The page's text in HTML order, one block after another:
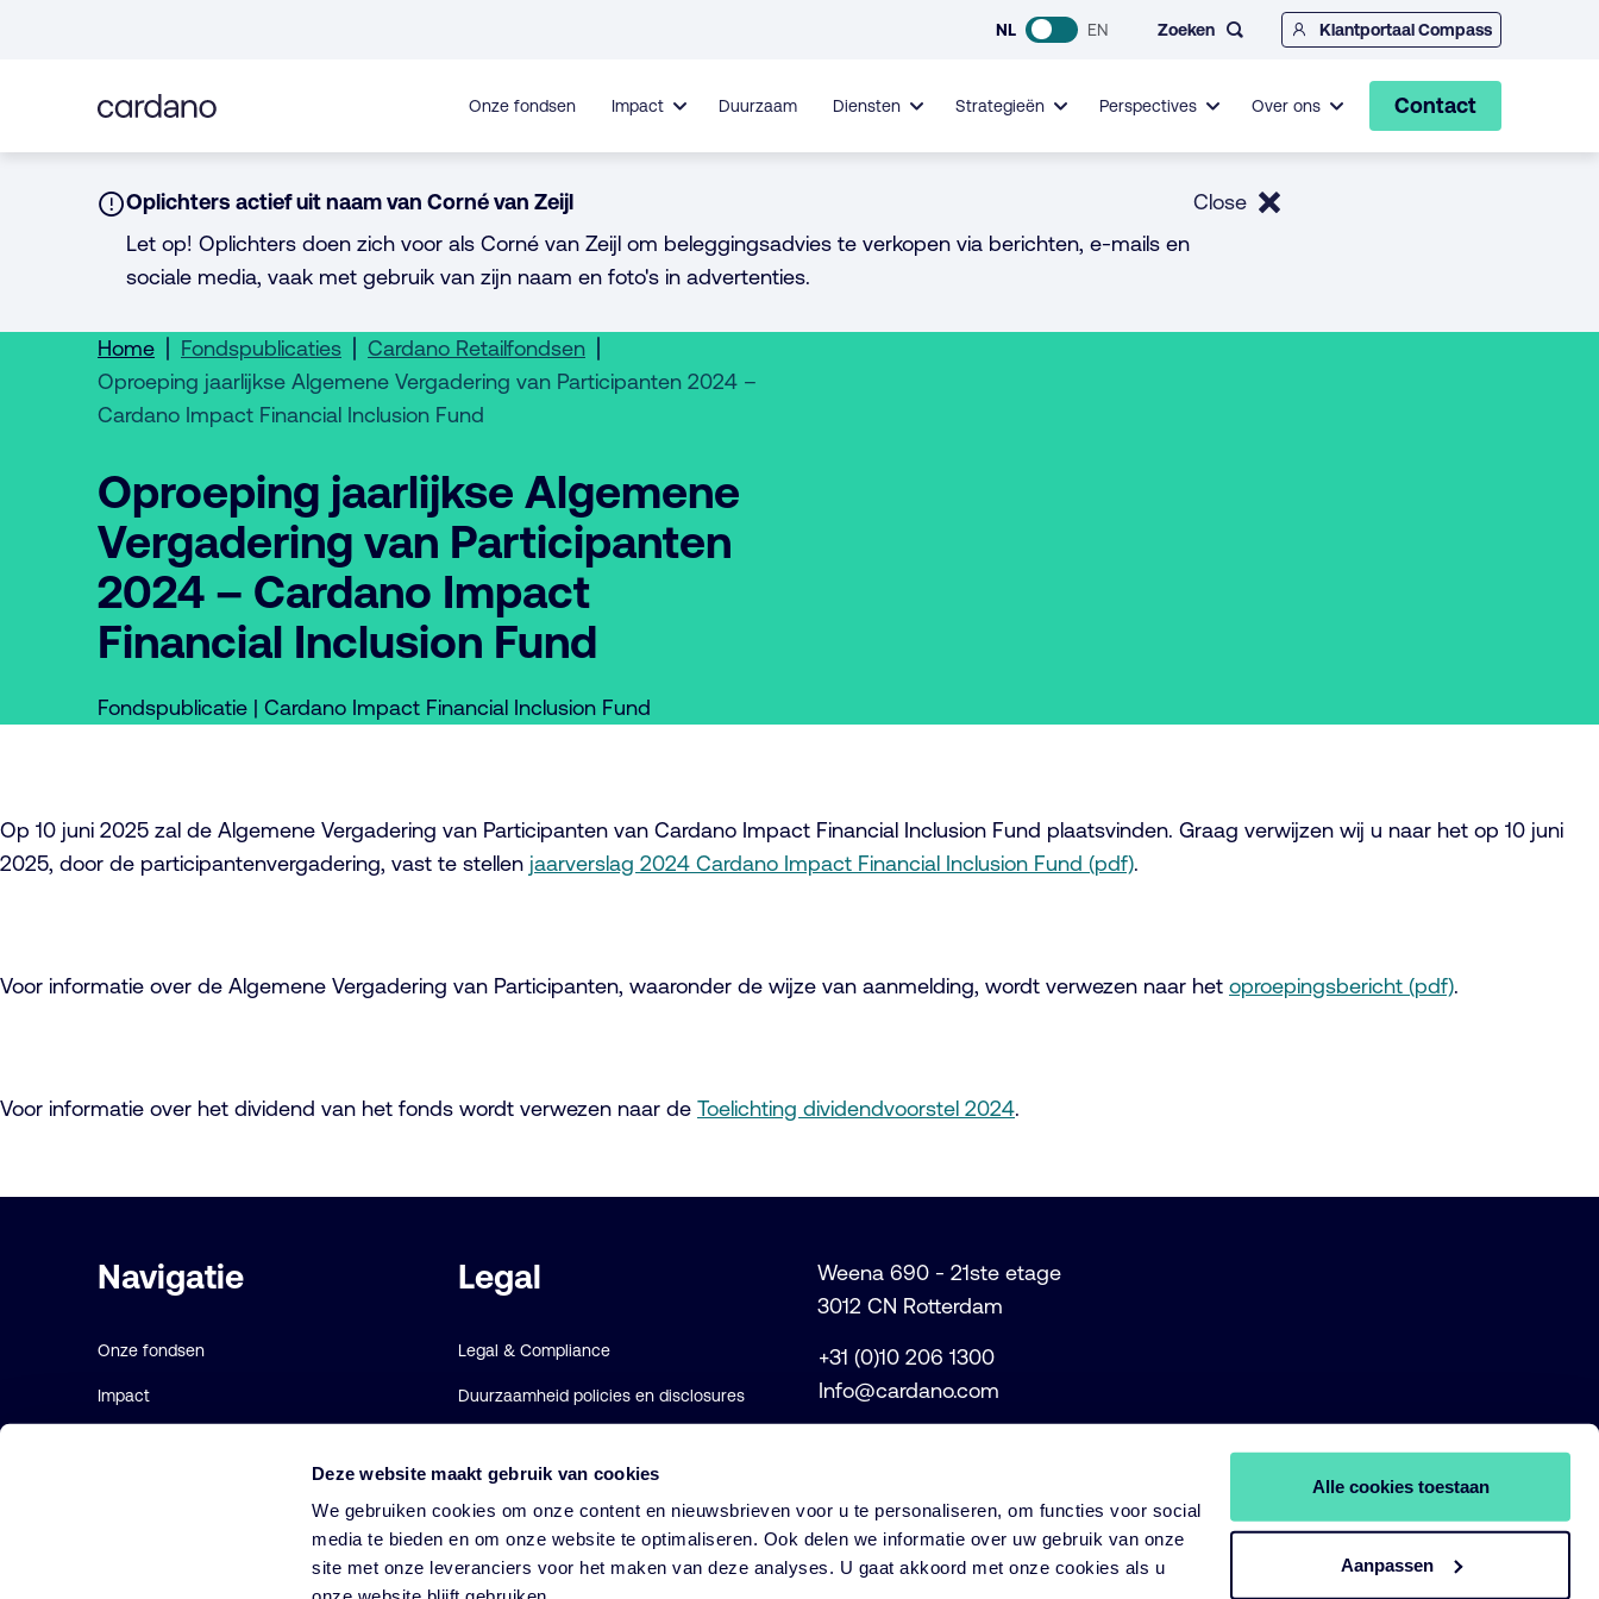
Deze website maakt gebruik van cookies
We gebruiken cookies om onze content en nieuwsbrieven voor u te personaliseren, om functies voor social
media te bieden en om onze website te optimaliseren. Ook delen we informatie over uw gebruik van onze
site met onze leveranciers voor het maken van deze analyses. U gaat akkoord met onze cookies als u
Alle cookies toestaan
Aanpassen
inhoud
NL EN Zoeken Klantportaal Compass
Onze fondsen Impact Duurzaam Diensten Strategieën Perspectives Over ons Contact
Notice:
Oplichters actief uit naam van Corné van Zeijl
Let op! Oplichters doen zich voor als Corné van Zeijl om beleggingsadvies te verkopen via berichten, e-mails en
sociale media, vaak met gebruik van zijn naam en foto's in advertenties.
Close
Home Fondspublicaties
Cardano Retailfondsen
Oproeping jaarlijkse Algemene Vergadering van Participanten 2024 –
Cardano Impact Financial Inclusion Fund
Oproeping jaarlijkse Algemene
Vergadering van Participanten
2024 – Cardano Impact
Financial Inclusion Fund
Fondspublicatie | Cardano Impact Financial Inclusion Fund
Op 10 juni 2025 zal de Algemene Vergadering van Participanten van Cardano Impact Financial Inclusion Fund plaatsvinden. Graag verwijzen wij u naar het op 10 juni
2025, door de participantenvergadering, vast te stellen jaarverslag 2024 Cardano Impact Financial Inclusion Fund (pdf).
Voor informatie over de Algemene Vergadering van Participanten, waaronder de wijze van aanmelding, wordt verwezen naar het oproepingsbericht (pdf).
Voor informatie over het dividend van het fonds wordt verwezen naar de Toelichting dividendvoorstel 2024.
links
Navigatie
Onze fondsen
Impact
Legal
Legal & Compliance
Duurzaamheid policies en disclosures
Cookie verklaring
Weena 690 - 21ste etage
3012 CN Rotterdam
+31 (0)10 206 1300
Info@cardano.com
© Cardano